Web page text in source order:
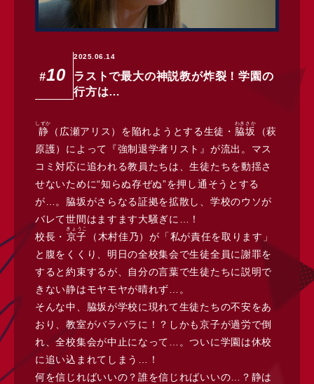
#10
2025.06.14
ラストで最大の神説教が炸裂！学園の
行方は…
静
しずか
（広瀬アリス）を陥れようとする生徒・ 脇坂
わきさか
（萩
原護）によって『強制退学者リスト』が流出。マス
コミ対応に追われる教員たちは、生徒たちを動揺さ
せないために“知らぬ存ぜぬ”を押し通そうとする
が…。脇坂がさらなる証拠を拡散し、学校のウソが
バレて世間はますます大騒ぎに…！
校長・ 京子
きょうこ
（木村佳乃）が「私が責任を取ります」
と腹をくくり、明日の全校集会で生徒全員に謝罪を
すると約束するが、自分の言葉で生徒たちに説明で
きない静はモヤモヤが晴れず…。
そんな中、脇坂が学校に現れて生徒たちの不安をあ
おり、教室がバラバラに！？しかも京子が過労で倒
れ、全校集会が中止になって…。ついに学園は休校
に追い込まれてしまう…！
何を信じればいいの？誰を信じればいいの…？静は